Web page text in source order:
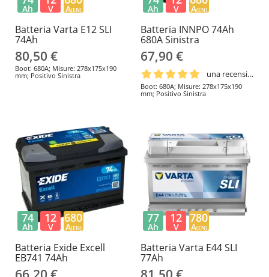
Batteria Varta E12 SLI
74Ah
80,50 €
Boot: 680A; Misure: 278x175x190
mm; Positivo Sinistra
Ah V A(EN)
Batteria INNPO 74Ah
680A Sinistra
67,90 €
una recensione
Boot: 680A; Misure: 278x175x190
mm; Positivo Sinistra
Ah V A(EN)
Batteria Exide Excell
EB741 74Ah
74
Ah
12
V
680
A(EN)
Batteria Varta E44 SLI
77Ah
77
Ah
12
V
780
A(EN)